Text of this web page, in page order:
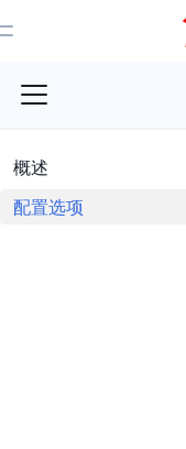
Toggle Menu
概述
配置选项